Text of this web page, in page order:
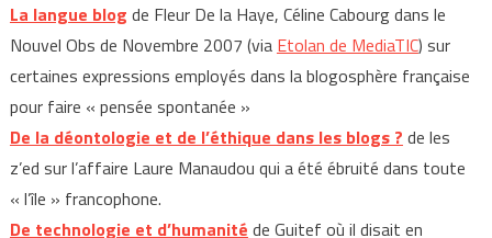
La langue blog de Fleur De la Haye, Céline Cabourg dans le
Nouvel Obs de Novembre 2007 (via Etolan de MediaTIC) sur
certaines expressions employés dans la blogosphère française
pour faire « pensée spontanée »
De la déontologie et de l’éthique dans les blogs ? de les
z’ed sur l’affaire Laure Manaudou qui a été ébruité dans toute
« l’île » francophone.
De technologie et d’humanité de Guitef où il disait en